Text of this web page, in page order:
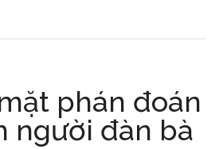
phán đoán
người đàn bà